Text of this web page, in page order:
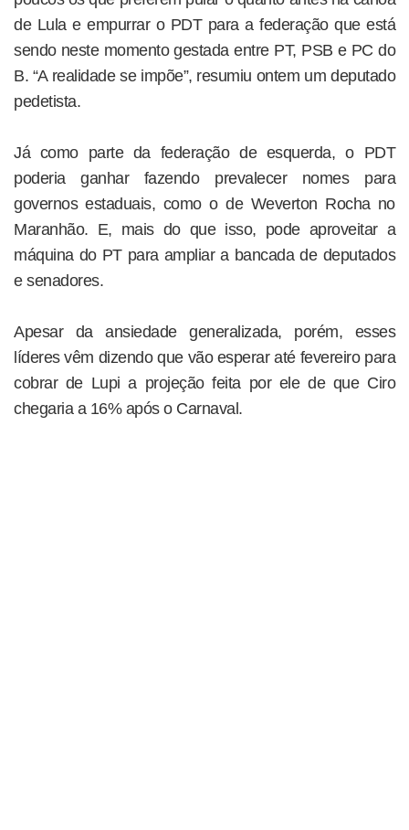
de Lula e empurrar o PDT para a federação que está
sendo neste momento gestada entre PT, PSB e PC do
B. “A realidade se impõe”, resumiu ontem um deputado
pedetista.
Já como parte da federação de esquerda, o PDT
poderia ganhar fazendo prevalecer nomes para
governos estaduais, como o de Weverton Rocha no
Maranhão. E, mais do que isso, pode aproveitar a
máquina do PT para ampliar a bancada de deputados
e senadores.
Apesar da ansiedade generalizada, porém, esses
líderes vêm dizendo que vão esperar até fevereiro para
cobrar de Lupi a projeção feita por ele de que Ciro
chegaria a 16% após o Carnaval.